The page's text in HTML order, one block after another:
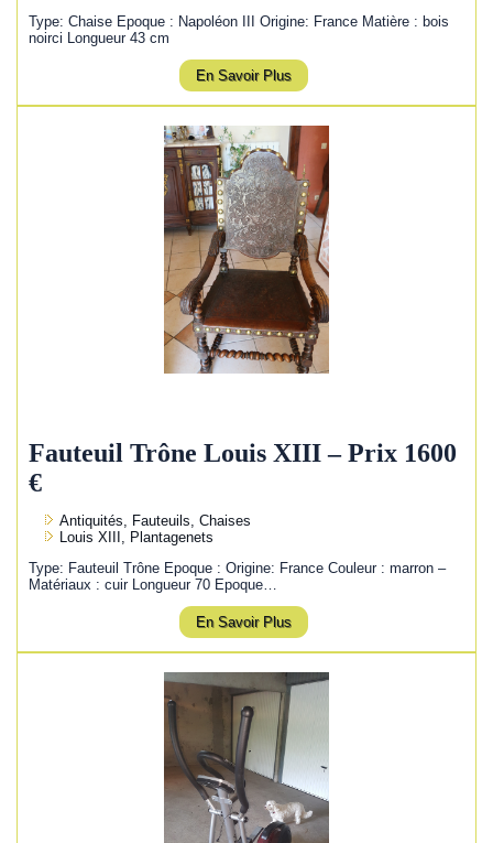
Type: Chaise Epoque : Napoléon III Origine: France Matière : bois
noirci Longueur 43 cm
En Savoir Plus
Fauteuil Trône Louis XIII – Prix 1600
€
Antiquités, Fauteuils, Chaises
Louis XIII, Plantagenets
Type: Fauteuil Trône Epoque : Origine: France Couleur : marron –
Matériaux : cuir Longueur 70 Epoque…
En Savoir Plus